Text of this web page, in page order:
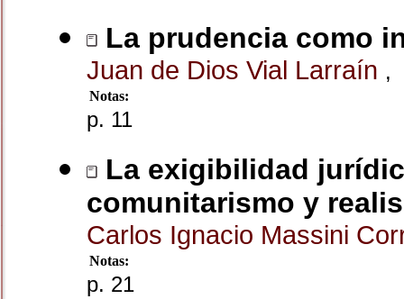
La prudencia como
Juan de Dios Vial Larraín ,
Notas:
p. 11
La exigibilidad
comunitarismo y
Carlos Ignacio Massini
Notas:
p. 21